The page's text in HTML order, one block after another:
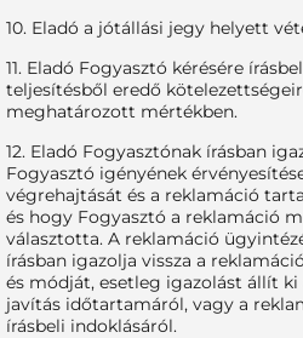
10. Eladó a jótállási jegy helyett
11. Eladó Fogyasztó kérésére
teljesítésből eredő
meghatározott mértékben.
12. Eladó Fogyasztónak írásban
Fogyasztó igényének
végrehajtását és a reklamáció
és hogy Fogyasztó a reklamáció
választotta. A reklamáció
írásban igazolja vissza a
és módját, esetleg igazolást állít
javítás időtartamáról, vagy a
írásbeli indoklásáról.